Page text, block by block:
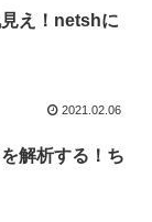
え！netshに
2021.02.06
解析する！ち